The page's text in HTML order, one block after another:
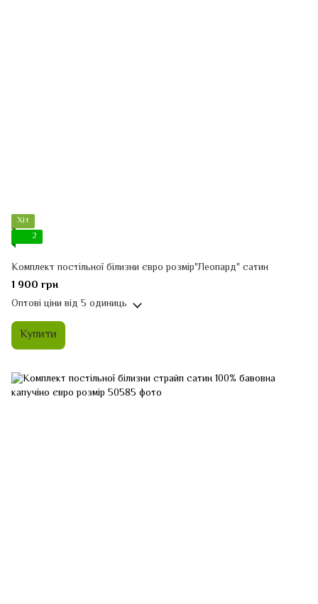
Хіт
2
Комплект постільної білизни євро розмір"Леопард" сатин
1 900 грн
Оптові ціни від 5 одиниць
Купити